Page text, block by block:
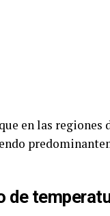
en las
de